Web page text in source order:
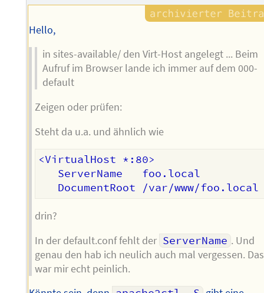
Hello,
in sites-available/ den Virt-Host angelegt ... Beim
Aufruf im Browser lande ich immer auf dem 000-
default
Zeigen oder prüfen:
Steht da u.a. und ähnlich wie
<VirtualHost *:80>
   ServerName   foo.local
drin?
In der default.conf fehlt der ServerName . Und
genau den hab ich neulich auch mal vergessen. Das
war mir echt peinlich.